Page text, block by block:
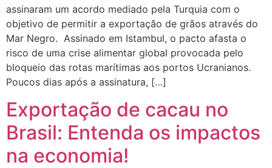
assinaram um acordo mediado pela Turquia com o
objetivo de permitir a exportação de grãos através do
Mar Negro. Assinado em Istambul, o pacto afasta o
risco de uma crise alimentar global provocada pelo
bloqueio das rotas marítimas aos portos Ucranianos.
Poucos dias após a assinatura, […]
Exportação de cacau no
Brasil: Entenda os impactos
na economia!